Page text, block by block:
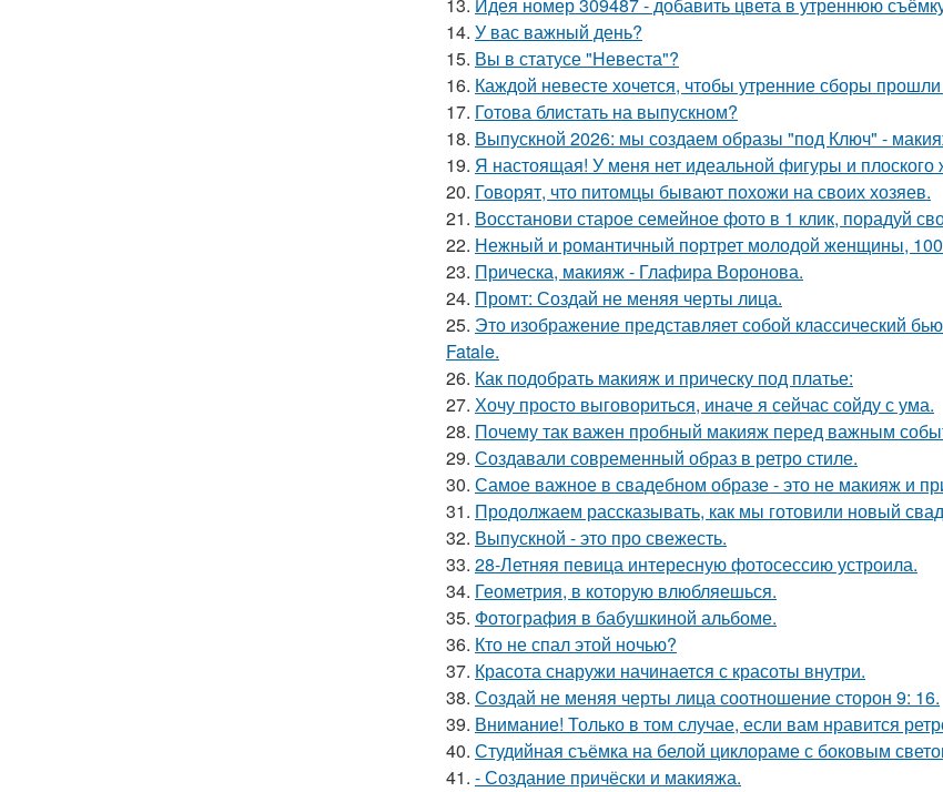
14. У вас важный день?
15. Вы в статусе "Невеста"?
16. Каждой невесте хочется, чтобы утренние сборы
17. Готова блистать на выпускном?
18. Выпускной 2026: мы создаем образы "под Ключ" -
19. Я настоящая! У меня нет идеальной фигуры и плоского
20. Говорят, что питомцы бывают похожи на своих хозяев.
21. Восстанови старое семейное фото в 1 клик, порадуй
22. Нежный и романтичный портрет молодой женщины,
23. Прическа, макияж - Глафира Воронова.
24. Промт: Создай не меняя черты лица.
25. Это изображение представляет собой классический
Fatale.
26. Как подобрать макияж и прическу под платье:
27. Хочу просто выговориться, иначе я сейчас сойду с ума.
28. Почему так важен пробный макияж перед важным
29. Создавали современный образ в ретро стиле.
30. Самое важное в свадебном образе - это не макияж и
31. Продолжаем рассказывать, как мы готовили новый
32. Выпускной - это про свежесть.
33. 28-Летняя певица интересную фотосессию устроила.
34. Геометрия, в которую влюбляешься.
35. Фотография в бабушкиной альбоме.
36. Кто не спал этой ночью?
37. Красота снаружи начинается с красоты внутри.
38. Создай не меняя черты лица соотношение сторон 9: 16.
39. Внимание! Только в том случае, если вам нравится
40. Студийная съёмка на белой циклораме с боковым
41. - Создание причёски и макияжа.